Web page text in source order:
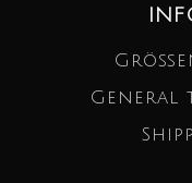
General